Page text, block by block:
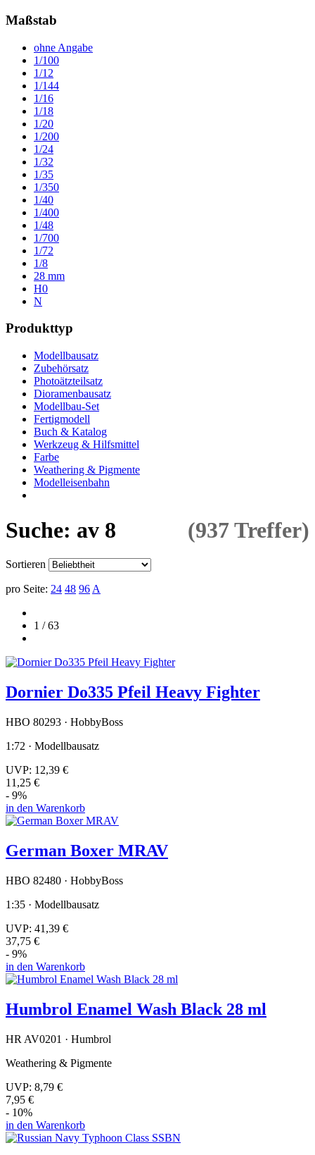
Maßstab
ohne Angabe
1/100
1/12
1/144
1/16
1/18
1/20
1/200
1/24
1/32
1/35
1/350
1/40
1/400
1/48
1/700
1/72
1/8
28 mm
H0
N
Produkttyp
Modellbausatz
Zubehörsatz
Photoätzteilsatz
Dioramenbausatz
Modellbau-Set
Fertigmodell
Buch & Katalog
Werkzeug & Hilfsmittel
Farbe
Weathering & Pigmente
Modelleisenbahn
Suche: av 8 (937 Treffer)
Sortieren
pro Seite: 24 48 96 A
1 / 63
Dornier Do335 Pfeil Heavy Fighter
HBO 80293 · HobbyBoss
1:72 · Modellbausatz
UVP: 12,39 €
11,25 €
- 9%
in den Warenkorb
German Boxer MRAV
HBO 82480 · HobbyBoss
1:35 · Modellbausatz
UVP: 41,39 €
37,75 €
- 9%
in den Warenkorb
Humbrol Enamel Wash Black 28 ml
HR AV0201 · Humbrol
Weathering & Pigmente
UVP: 8,79 €
7,95 €
- 10%
in den Warenkorb